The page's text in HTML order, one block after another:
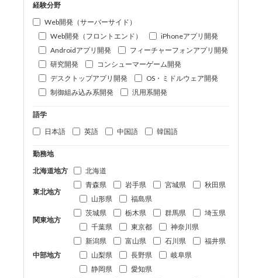
経験分野
Web開発（サーバーサイド）
Web開発（フロントエンド）
iPhoneアプリ開発
Androidアプリ開発
フィーチャーフォンアプリ開発
研究開発
コンシューマーゲーム開発
デスクトップアプリ開発
OS・ミドルウェア開発
制御組み込み系開発
汎用系開発
語学
日本語
英語 中国語 韓国語
勤務地
北海道地方
北海道
東北地方
青森県 岩手県 宮城県
秋田県
山形県
福島県
関東地方
茨城県 栃木県 群馬県
埼玉県
千葉県
東京都 神奈川県
中部地方
新潟県 富山県 石川県
福井県
山梨県
長野県
岐阜県
静岡県
愛知県